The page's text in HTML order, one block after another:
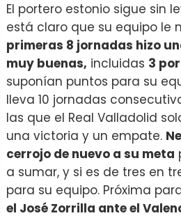
El portero estonio sigue sin
está claro que su equipo le
primeras 8 jornadas hizo
muy buenas, incluidas 3
suponían puntos para su
lleva 10 jornadas
las que el Real Valladolid
una victoria y un empate.
cerrojo de nuevo a su meta
a sumar, y si es de tres en
para su equipo. Próxima
el José Zorrilla ante el